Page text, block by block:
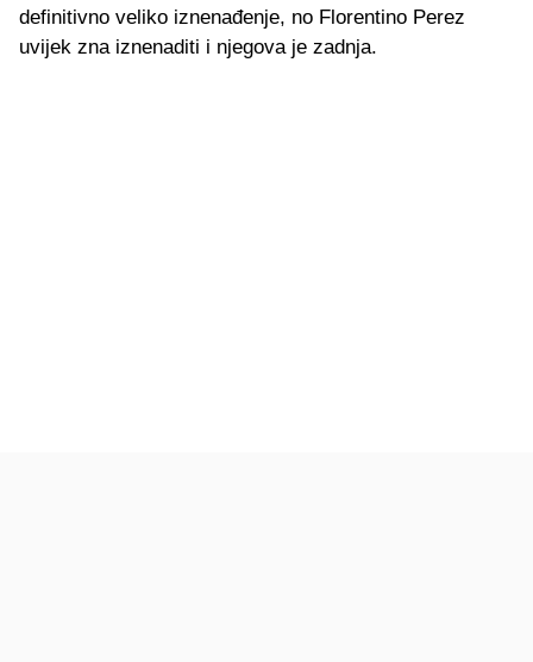
definitivno veliko iznenađenje, no Florentino Perez
uvijek zna iznenaditi i njegova je zadnja.